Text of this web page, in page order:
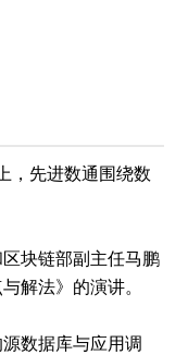
，先进数通围绕数
块链部副主任马鹏
解法》的演讲。
数据库与应用调